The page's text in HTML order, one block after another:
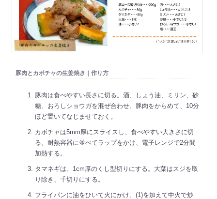
豚肉とカボチャの生姜焼き｜作り方
豚肉は食べやすい長さに切る。酒、しょう油、ミリン、砂
糖、おろしショウガを混ぜ合わせ、豚肉をからめて、10分
ほど置いてなじませておく。
カボチャは5mm厚にスライスし、食べやすい大きさに切
る。耐熱容器に並べてラップをかけ、電子レンジで2分間
加熱する。
タマネギは、1cm厚のくし型切りにする。大葉はスジを取
り除き、千切りにする。
フライパンに油をひいて火にかけ、(1)を加えて中火で炒